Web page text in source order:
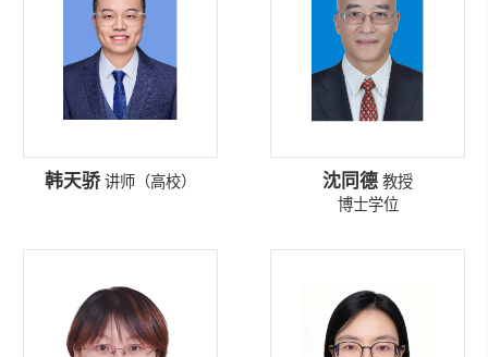
韩天骄 讲师（高校） 沈同德 教授
博士学位